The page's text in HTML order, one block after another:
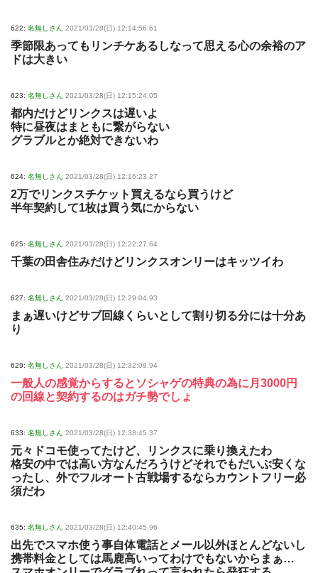
622: 名無しさん 2021/03/28(日) 12:14:56.61
季節限あってもリンチケあるしなって思える心の余裕のア
ドは大きい
623: 名無しさん 2021/03/28(日) 12:15:24.05
都内だけどリンクスは遅いよ
特に昼夜はまともに繋がらない
グラブルとか絶対できないわ
624: 名無しさん 2021/03/28(日) 12:16:23.27
2万でリンクスチケット買えるなら買うけど
半年契約して1枚は買う気にからない
625: 名無しさん 2021/03/28(日) 12:22:27.64
千葉の田舎住みだけどリンクスオンリーはキッツイわ
627: 名無しさん 2021/03/28(日) 12:29:04.93
まぁ遅いけどサブ回線くらいとして割り切る分には十分あ
り
629: 名無しさん 2021/03/28(日) 12:32:09.94
一般人の感覚からするとソシャゲの特典の為に月3000円
の回線と契約するのはガチ勢でしょ
633: 名無しさん 2021/03/28(日) 12:38:45.37
元々ドコモ使ってたけど、リンクスに乗り換えたわ
格安の中では高い方なんだろうけどそれでもだいぶ安くな
ったし、外でフルオート古戦場するならカウントフリー必
須だわ
635: 名無しさん 2021/03/28(日) 12:40:45.96
出先でスマホ使う事自体電話とメール以外ほとんどないし
携帯料金としては馬鹿高いってわけでもないからまぁ…